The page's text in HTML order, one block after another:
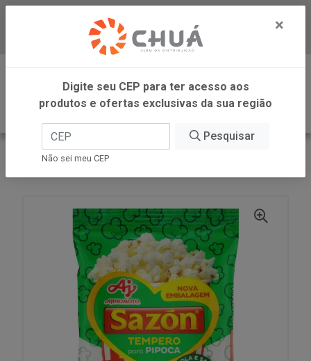
Baixe já nosso APP
0
INÍCIO
AJINOMOTO
×
Digite seu CEP para ter acesso aos
produtos e ofertas exclusivas da sua região
Pesquisar
Não sei meu CEP